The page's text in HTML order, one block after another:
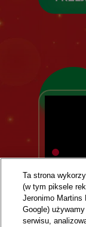
Ta strona
(w tym piksele
Jeronimo Martins
Google)
serwisu,